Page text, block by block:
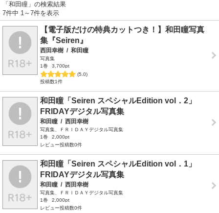
「和田瞳」の検索結果
7件中 1～7件を表示
【電子版だけの特典カットつき！】和田瞳写真
集『Seiren』
西田幸樹 / 和田瞳
写真集
1巻
3,700pt
(5.0)
投稿数1件
和田瞳「Seiren スペシャルEdition vol．2」
FRIDAYデジタル写真集
和田瞳 / 西田幸樹
写真集、ＦＲＩＤＡＹデジタル写真集
1巻
2,000pt
レビュー投稿数0件
和田瞳「Seiren スペシャルEdition vol．1」
FRIDAYデジタル写真集
和田瞳 / 西田幸樹
写真集、ＦＲＩＤＡＹデジタル写真集
1巻
2,000pt
レビュー投稿数0件